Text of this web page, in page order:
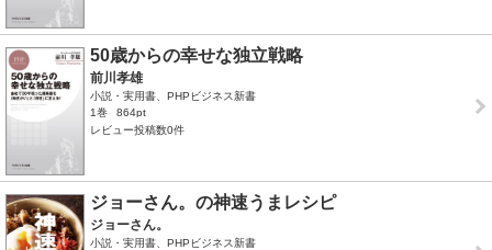
50歳からの幸せな独立戦略
前川孝雄
小説・実用書、PHPビジネス新書
1巻
864pt
レビュー投稿数0件
ジョーさん。の神速うまレシピ
ジョーさん。
小説・実用書、PHPビジネス新書